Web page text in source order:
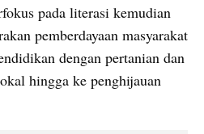
pada literasi kemudian
pemberdayaan masyarakat
dengan pertanian dan
hingga ke penghijauan